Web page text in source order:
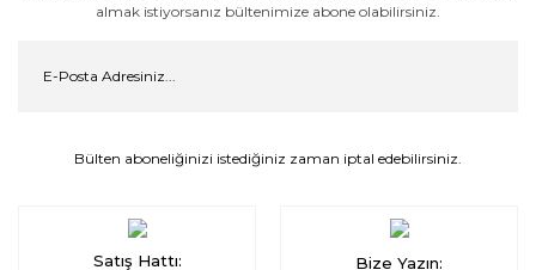
almak istiyorsanız bültenimize abone olabilirsiniz.
Bülten aboneliğinizi istediğiniz zaman iptal edebilirsiniz.
Satış Hattı: Bize Yazın: